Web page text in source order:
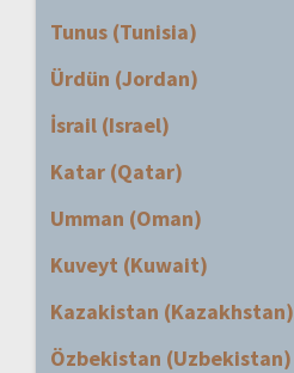
Tunus (Tunisia)
Ürdün (Jordan)
İsrail (Israel)
Katar (Qatar)
Umman (Oman)
Kuveyt (Kuwait)
Kazakistan (Kazakhstan)
Özbekistan (Uzbekistan)